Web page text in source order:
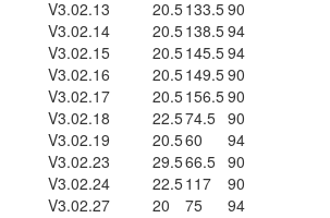
V3.02.13
20.5133.590
V3.02.14
20.5138.594
V3.02.15
20.5145.594
V3.02.16
20.5149.590
V3.02.17
20.5156.590
V3.02.18
22.574.5 90
V3.02.19
20.560
94
V3.02.23
29.566.5 90
V3.02.24
22.5117
90
V3.02.27
20 75 94